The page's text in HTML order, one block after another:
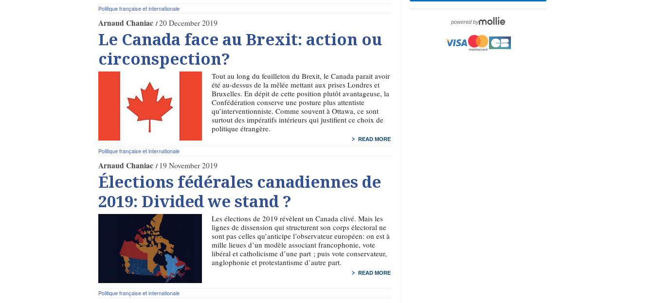
Politique française et internationale
Arnaud Chaniac 20 December 2019
Le Canada face au Brexit: action ou
circonspection?
Tout au long du feuilleton du Brexit, le Canada parait avoir
été au-dessus de la mêlée mettant aux prises Londres et
Bruxelles. En dépit de cette position plutôt avantageuse, la
Confédération conserve une posture plus attentiste
qu’interventionniste. Comme souvent à Ottawa, ce sont
surtout des impératifs intérieurs qui justifient ce choix de
politique étrangère.
READ MORE
Politique française et internationale
Arnaud Chaniac 19 November 2019
Élections fédérales canadiennes de
2019: Divided we stand ?
Les élections de 2019 révèlent un Canada clivé. Mais les
lignes de dissension qui structurent son corps électoral ne
sont pas celles qu’anticipe l’observateur européen: on est à
mille lieues d’un modèle associant francophonie, vote
libéral et catholicisme d’une part ; puis vote conservateur,
anglophonie et protestantisme d’autre part.
READ MORE
Politique française et internationale
powered by